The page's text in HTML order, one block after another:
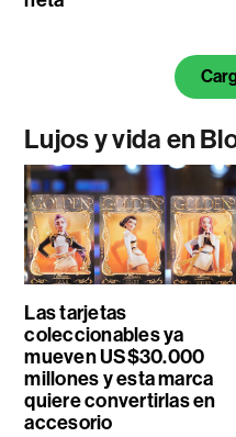
Lujos y vida en
Las tarjetas
coleccionables ya
mueven US$30.000
millones y esta marca
quiere convertirlas en
accesorio